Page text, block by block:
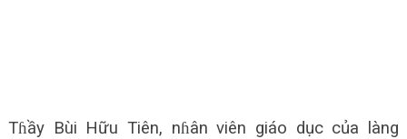
Tɦầy Bùi Hữu Tiên, nɦân viên giáo dục của làng